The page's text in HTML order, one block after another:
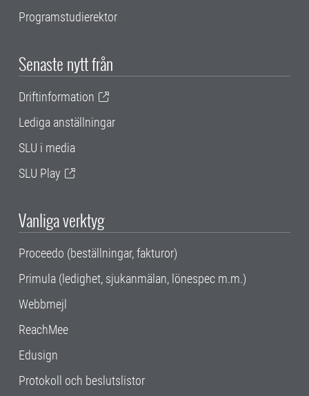
Programstudierektor
Senaste nytt från
Driftinformation
Lediga anställningar
SLU i media
SLU Play
Vanliga verktyg
Proceedo (beställningar, fakturor)
Primula (ledighet, sjukanmälan, lönespec m.m.)
Webbmejl
ReachMee
Edusign
Protokoll och beslutslistor